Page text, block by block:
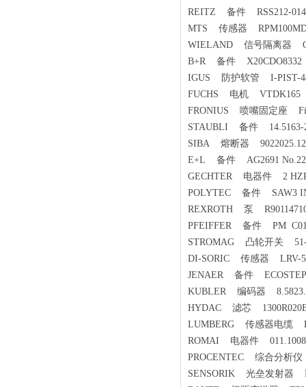
REITZ 备件 RSS212-
MTS 传感器
WIELAND 信号隔离器
B+R 备件 X20CDO8332
IGUS 防护软管 I-PIST-
FUCHS 电机 VTDK165
FRONIUS 喷嘴固定座
STAUBLI 备件 14.5163-
SIBA 熔断器
E+L 备件 AG2691
GECHTER 电器件 2 HZP
POLYTEC 备件 SAW3
REXROTH 泵
PFEIFFER 备件 PM C01
STROMAG 凸轮开关 51-
DI-SORIC 传感器 LRV-
JENAER 备件 ECOSTEP
KUBLER 编码器
HYDAC 滤芯
LUMBERG 传感器电缆
ROMAI 电器件
PROCENTEC 综合分析
SENSORIK 光垒发射器